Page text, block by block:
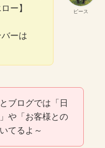
ピース
ー】
ーは
ブログでは「日
や「お客様との
てるよ～